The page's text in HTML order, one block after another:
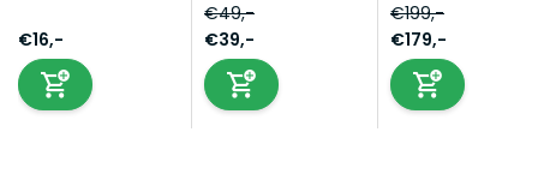
€16,-
€49,-
€39,-
€199,-
€179,-